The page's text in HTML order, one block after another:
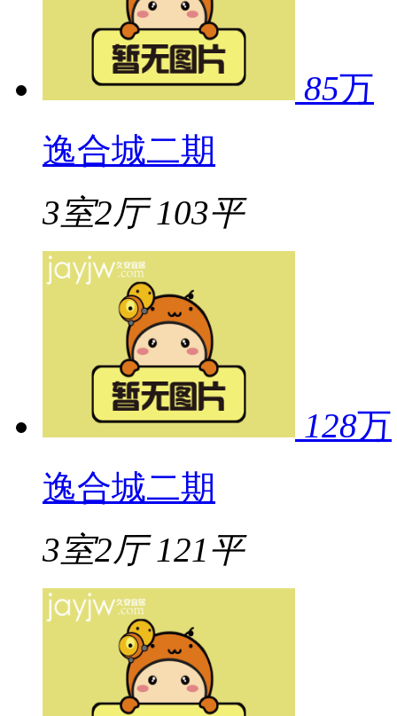
85万
逸合城二期
3室2厅 103平
128万
逸合城二期
3室2厅 121平